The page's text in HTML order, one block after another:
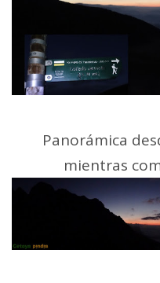
Panorámica
mientras